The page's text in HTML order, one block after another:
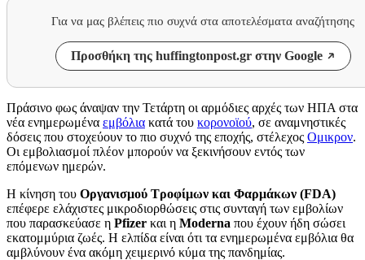
Για να μας βλέπεις πιο συχνά στα αποτελέσματα αναζήτησης
Προσθήκη της huffingtonpost.gr στην Google
Πράσινο φως άναψαν την Τετάρτη οι αρμόδιες αρχές των ΗΠΑ στα
νέα ενημερωμένα εμβόλια κατά του κορονοϊού, σε αναμνηστικές
δόσεις που στοχεύουν το πιο συχνό της εποχής, στέλεχος Ομικρον.
Οι εμβολιασμοί πλέον μπορούν να ξεκινήσουν εντός των
επόμενων ημερών.
Η κίνηση του Οργανισμού Τροφίμων και Φαρμάκων (FDA)
επέφερε ελάχιστες μικροδιορθώσεις στις συνταγή των εμβολίων
που παρασκεύασε η Pfizer και η Moderna που έχουν ήδη σώσει
εκατομμύρια ζωές. Η ελπίδα είναι ότι τα ενημερωμένα εμβόλια θα
αμβλύνουν ένα ακόμη χειμερινό κύμα της πανδημίας.